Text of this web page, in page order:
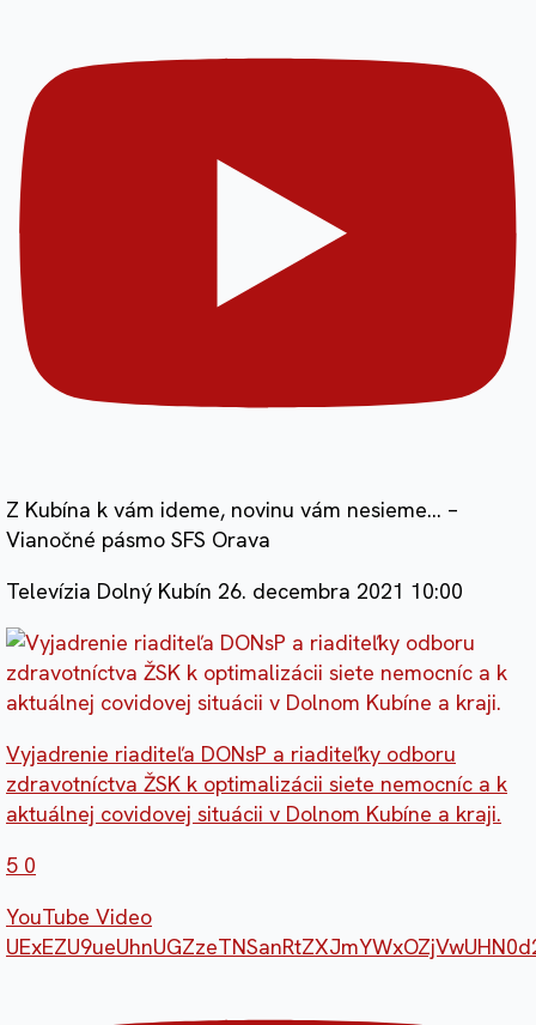
Z Kubína k vám ideme, novinu vám nesieme… –
Vianočné pásmo SFS Orava
Televízia Dolný Kubín 26. decembra 2021 10:00
Vyjadrenie riaditeľa DONsP a riaditeľky odboru
zdravotníctva ŽSK k optimalizácii siete nemocníc a k
aktuálnej covidovej situácii v Dolnom Kubíne a kraji.
5 0
YouTube Video